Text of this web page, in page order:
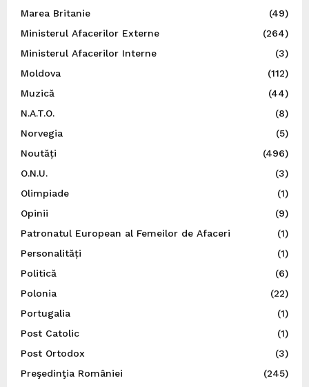
Marea Britanie
(49)
Ministerul Afacerilor Externe
(264)
Ministerul Afacerilor Interne
(3)
Moldova
(112)
Muzică
(44)
N.A.T.O.
(8)
Norvegia
(5)
Noutăți
(496)
O.N.U.
(3)
Olimpiade
(1)
Opinii
(9)
Patronatul European al Femeilor de Afaceri
(1)
Personalități
(1)
Politică
(6)
Polonia
(22)
Portugalia
(1)
Post Catolic
(1)
Post Ortodox
(3)
Preşedinţia României
(245)